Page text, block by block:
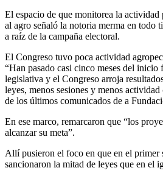
El espacio de que monitorea la actividad
al agro señaló la notoria merma en todo
a raíz de la campaña electoral.
El Congreso tuvo poca actividad
“Han pasado casi cinco meses del inicio
legislativa y el Congreso arroja
leyes, menos sesiones y menos
de los últimos comunicados de a
En ese marco, remarcaron que “los
alcanzar su meta”.
Allí pusieron el foco en que en el primer
sancionaron la mitad de leyes que en el